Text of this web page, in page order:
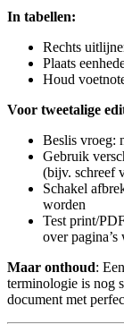
In tabellen:
Rechts
Plaats
Houd
Voor tweetalige
Beslis vroeg:
Gebruik
(bijv. schreef
Schakel
worden
Test print/
over
Maar onthoud:
terminologie is nog
document met